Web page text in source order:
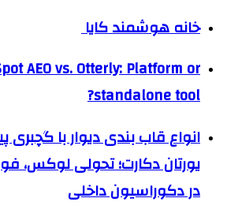
خانه هوشمند کایا
AEO vs. Otterly: Platform or
standalone tool?
انواع قاب بندی دیوار با
یورتان دکارت؛ تحولی لوکس،
در دکوراسیون داخلی